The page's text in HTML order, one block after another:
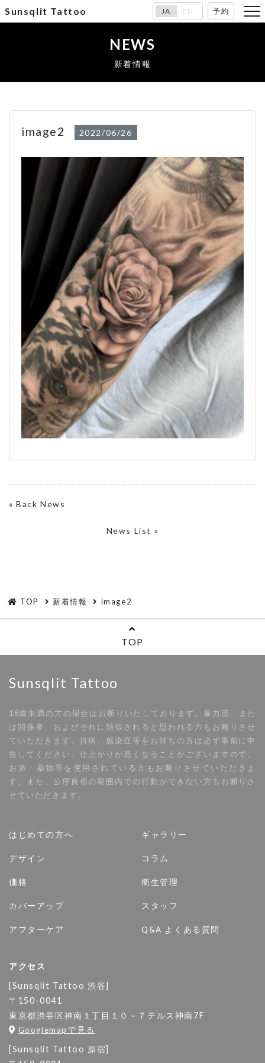
Sunsqlit Tattoo JA EN 予約
NEWS
新着情報
image2 2022/06/26
«Back News
News List »
TOP 新着情報 image2
TOP
Sunsqlit Tattoo
18歳未満の方の場合はお断りいたしております。暴力団、また
は関係者、およびそれに類似されると思われる方もお断りさせ
ていただきます。持病、感染症等をお持ちの方は必ず事前に申
告してください。仕上がりが悪くなることがございますので、
お酒・薬物等を使用されている方もお断りさせていただきま
す。また、公序良俗の範囲内での行動ができない方もお断りさ
せていただきます。
はじめての方へ
デザイン
価格
カバーアップ
アフターケア
ギャラリー
コラム
衛生管理
スタッフ
Q&A よくある質問
アクセス
[Sunsqlit Tattoo 渋谷]
〒150-0041
東京都渋谷区神南１丁目１０－７テルス神南7F
Googlemapで見る
[Sunsqlit Tattoo 原宿]